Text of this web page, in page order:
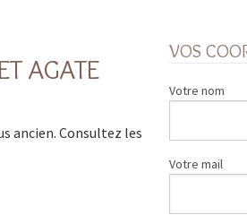
AGATE
ancien. Consultez les
VOS
Votre nom
Votre mail